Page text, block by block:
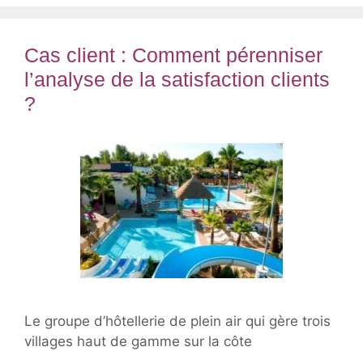
Cas client : Comment pérenniser
l’analyse de la satisfaction clients
?
Le groupe d’hôtellerie de plein air qui gère trois
villages haut de gamme sur la côte